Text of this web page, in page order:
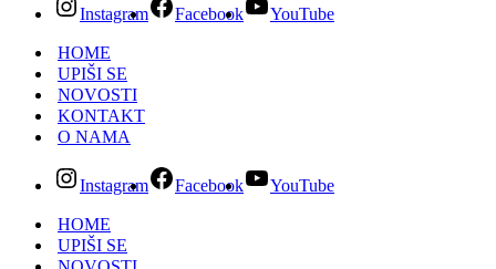
Instagram Facebook YouTube
HOME
UPIŠI SE
NOVOSTI
KONTAKT
O NAMA
Instagram Facebook YouTube
HOME
UPIŠI SE